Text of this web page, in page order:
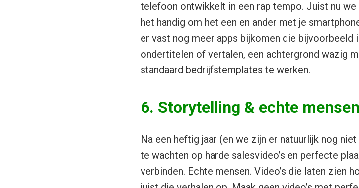
telefoon ontwikkelt in een rap tempo. Juist nu
het handig om het een en ander met je
er vast nog meer apps bijkomen die bijvoorbeeld
ondertitelen of vertalen, een achtergrond wazig
standaard bedrijfstemplates te werken.
6. Storytelling & echte mensen
Na een heftig jaar (en we zijn er natuurlijk nog
te wachten op harde salesvideo’s en perfecte
verbinden. Echte mensen. Video’s die laten zien